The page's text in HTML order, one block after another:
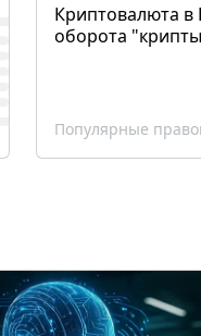
Криптовалюта в
оборота
Популярные